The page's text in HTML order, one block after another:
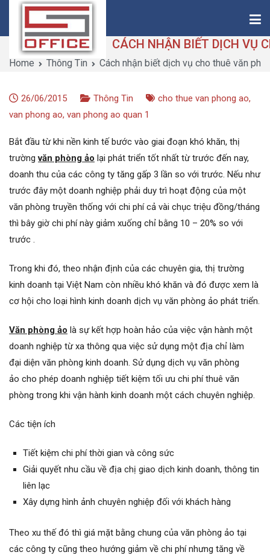
content
Saigon-Office
Saving Is Solution
Home Thông Tin Cách nhận biết dịch vụ cho thuê văn
26/06/2015 Thông Tin cho thue van phong ao,
van phong ao, van phong ao quan 1
Bắt đầu từ khi nền kinh tế bước vào giai đoạn khó khăn, thị
trườngvăn phòng ảo lại phát triển tốt nhất từ trước đến nay,
doanh thu của các công ty tăng gấp 3 lần so với trước. Nếu như
trước đây một doanh nghiệp phải duy trì hoạt động của một
văn phòng truyền thống với chi phí cả vài chục triệu đồng/tháng
thì bây giờ chi phí này giảm xuống chỉ bằng 10 – 20% so với
trước .
Trong khi đó, theo nhận định của các chuyên gia, thị trường
kinh doanh tại Việt Nam còn nhiều khó khăn và đó được xem là
cơ hội cho loại hình kinh doanh dịch vụ văn phòng ảo phát triển.
Văn phòng ảo là sự kết hợp hoàn hảo của việc vận hành một
doanh nghiệp từ xa thông qua việc sử dụng một địa chỉ làm
đại diện văn phòng kinh doanh. Sử dụng dịch vụ văn phòng
ảo cho phép doanh nghiệp tiết kiệm tối ưu chi phí thuê văn
phòng trong khi vận hành kinh doanh một cách chuyên nghiệp.
Các tiện ích
Tiết kiệm chi phí thời gian và công sức
Giải quyết nhu cầu về địa chị giao dịch kinh doanh, thông tin
liên lạc
Xây dựng hình ảnh chuyên nghiệp đối với khách hàng
Theo xu thế đó thì giá mặt bằng chung của văn phòng ảo tại
các công ty cũng theo hướng giảm về chi phí nhưng tăng về